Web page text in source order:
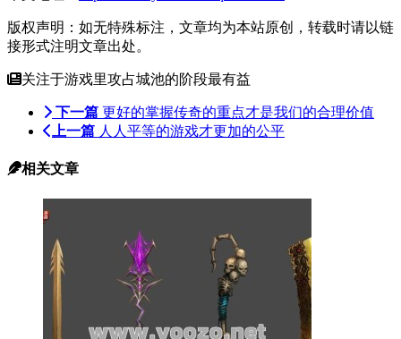
版权声明：如无特殊标注，文章均为本站原创，转载时请以链
接形式注明文章出处。
关注于游戏里攻占城池的阶段最有益
下一篇 更好的掌握传奇的重点才是我们的合理价值
上一篇 人人平等的游戏才更加的公平
相关文章